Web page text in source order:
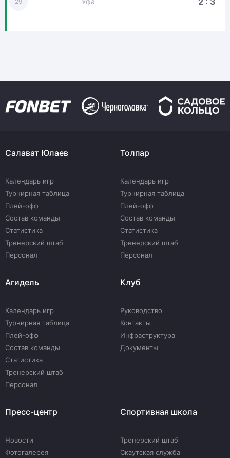
Салават Юлаев
Календарь игр
Турнирная таблица
Плей-офф
Состав команды
Статистика
Тренерский штаб
Персонал
Толпар
Календарь игр
Турнирная таблица
Плей-офф
Состав команды
Статистика
Тренерский штаб
Персонал
Агидель
Календарь игр
Турнирная таблица
Плей-офф
Состав команды
Статистика
Тренерский штаб
Персонал
Клуб
Руководство
Контакты
Инфраструктура
Документы
Пресс-центр
Новости
Фотогалерея
Спортивная школа
Тренерский штаб
Скаутская служба